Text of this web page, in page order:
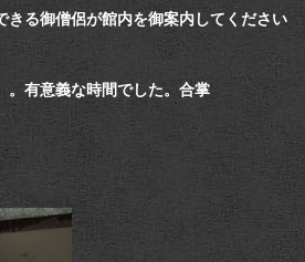
きる御僧侶が館内を御案内してください
。有意義な時間でした。合掌